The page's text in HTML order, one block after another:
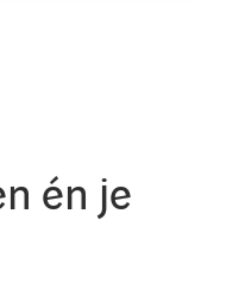
én je